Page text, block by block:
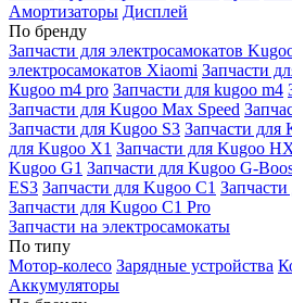
Амортизаторы Дисплей
По бренду
Запчасти для электросамокатов
электросамокатов Xiaomi Запчасти
Кugoo m4 pro Запчасти для kugoo m4
Запчасти для Kugoo Max Speed
Запчасти для Kugoo S3 Запчасти для
для Kugoo X1 Запчасти для Kugoo
Kugoo G1 Запчасти для Kugoo G-
ES3 Запчасти для Kugoo C1
Запчасти для Kugoo C1 Pro
Запчасти на электросамокаты
По типу
Мотор-колесо Зарядные устройства
Аккумуляторы